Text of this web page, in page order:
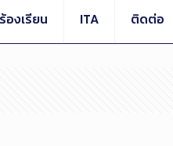
องเรียน ITA ติดต่อ